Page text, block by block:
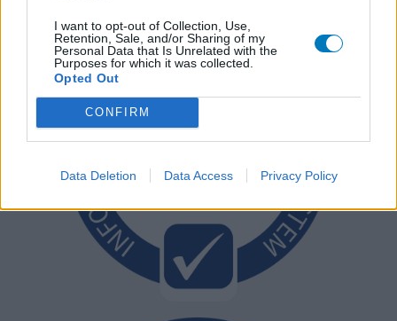
I want to opt-out of Collection, Use,
Retention, Sale, and/or Sharing of my
Personal Data that Is Unrelated with the
Purposes for which it was collected.
Opted Out
CONFIRM
Data Deletion Data Access Privacy Policy